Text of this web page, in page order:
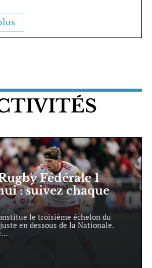
Fédérale 1
: suivez chaque
le troisième échelon du
en dessous de la Nationale.
…